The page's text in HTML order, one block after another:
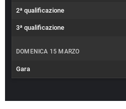
2ª qualificazione
3ª qualificazione
DOMENICA 15 MARZO
Gara